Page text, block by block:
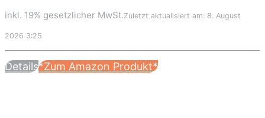
inkl. 19% gesetzlicher MwSt.Zuletzt aktualisiert am: 8. August
2026 3:25
Details*Zum Amazon Produkt*